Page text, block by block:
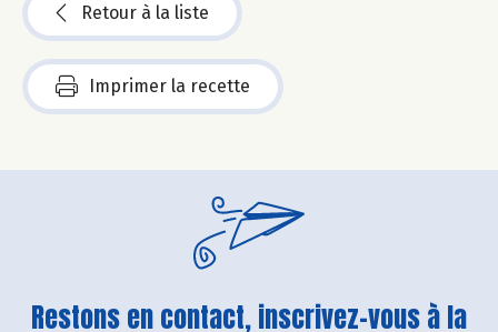
Retour à la liste
Imprimer la recette
Restons en contact, inscrivez-vous à la